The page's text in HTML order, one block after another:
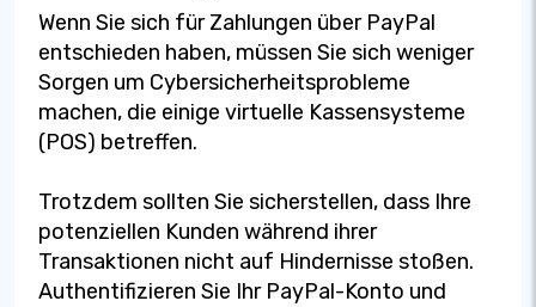
Wenn Sie sich für Zahlungen über PayPal
entschieden haben, müssen Sie sich weniger
Sorgen um Cybersicherheitsprobleme
machen, die einige virtuelle Kassensysteme
(POS) betreffen.
Trotzdem sollten Sie sicherstellen, dass Ihre
potenziellen Kunden während ihrer
Transaktionen nicht auf Hindernisse stoßen.
Authentifizieren Sie Ihr PayPal-Konto und